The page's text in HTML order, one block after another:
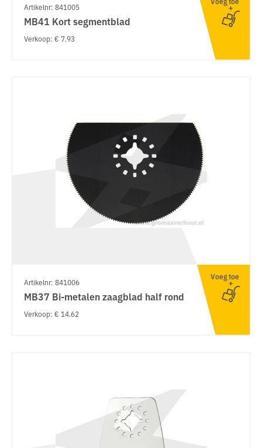
Artikelnr: 841005
MB41 Kort segmentblad
Verkoop: € 7.93
Artikelnr: 841006
MB37 Bi-metalen zaagblad half rond
Verkoop: € 14.62
Voeg toe